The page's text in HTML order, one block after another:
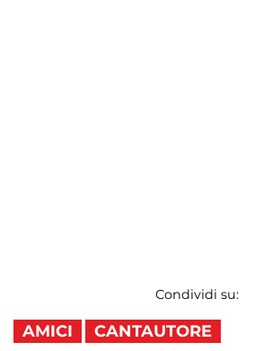
Condividi su:
AMICI
CANTAUTORE